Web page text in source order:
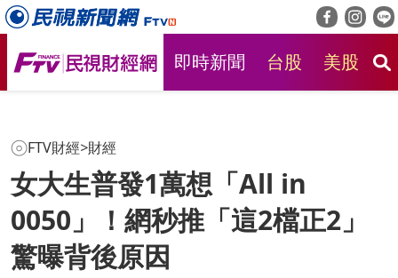
即時新聞 台股 美股
FTV財經>財經
女大生普發1萬想「All in
0050」！網秒推「這2檔正2」
驚曝背後原因